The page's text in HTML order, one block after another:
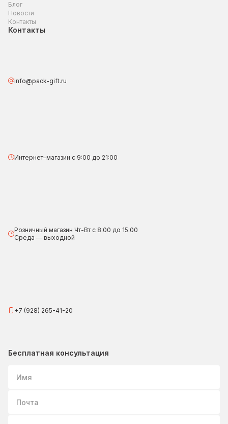
Блог
Новости
Контакты
Контакты
info@pack-gift.ru
Интернет–магазин с 9:00 до 21:00
Розничный магазин Чт-Вт с 8:00 до 15:00
Среда — выходной
+7 (928) 265-41-20
Бесплатная консультация